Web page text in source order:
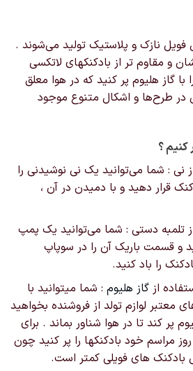
نازک و پلاستیک تولید می‌شوند .
و مقاوم تر از بادکنکهای لاتکسی
با گاز هلیوم پر کنید که در هوا معلق
در طرح‌ها و اشکال‌ متنوع موجود
کنیم ؟
نی : شما می‌توانید یک نی نوشیدنی را
قرار دهید و با دمیدن در آن ،
از تلمبه دستی : شما می‌توانید یک پمپ
و قسمت باریک آن را در سوپاپ
را باد کنید.
از گاز هلیوم: شما میتوانید با
معتبر لوازم تولد از فروشنده بخواهید
پر کند تا در هوا شناور بماند . برای
مراسم خود بادکنکها را پر کنید چون
بادکنک های فویلی کمتر است.